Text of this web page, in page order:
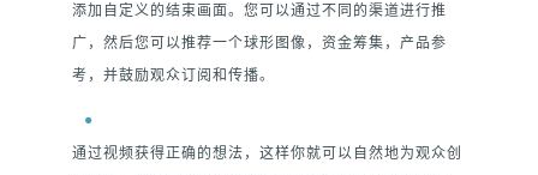
添加自定义的结束画面。您可以通过不同的渠道进行推
广，然后您可以推荐一个球形图像，资金筹集，产品参
考，并鼓励观众订阅和传播。
通过视频获得正确的想法，这样你就可以自然地为观众创